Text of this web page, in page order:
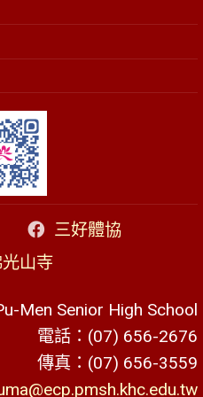
三好體協
山寺
Men Senior High School
電話：(07) 656-2676
傳真：(07) 656-3559